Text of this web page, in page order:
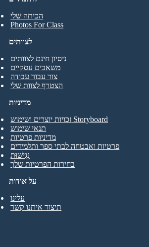
הכיתה שלי
Photos For Class
לצוותים
ניסיון חינם לצוותים
משאבים עסקיים
צור עבור עבודה
הצטרף לצוות שלי
על אודות
עלינו
תיצור איתנו קשר
מדיניות
זכויות יוצרים ושימוש Storyboard
תנאי שימוש
מדיניות פרטיות
פרטיות ואבטחה לבתי ספר ותלמידים
נְגִישׁוּת
בחירות הפרטיות שלך